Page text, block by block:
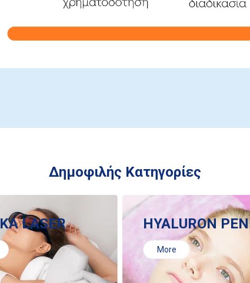
Δημοφιλής Κατηγορίες
LASER HYALURON PEN
More